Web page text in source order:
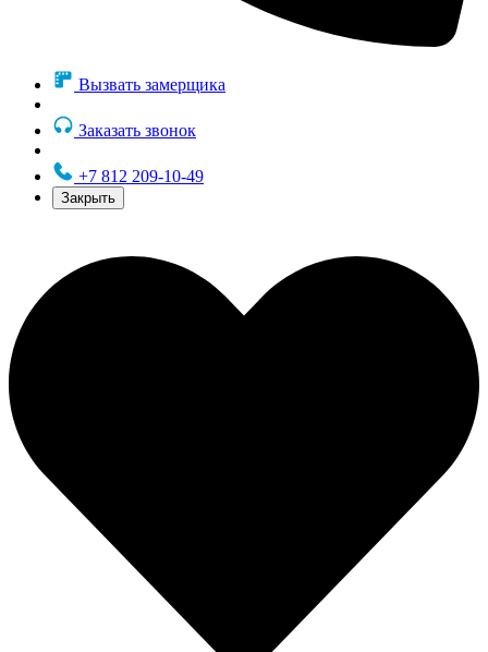
Вызвать замерщика
Заказать звонок
+7 812 209-10-49
Закрыть